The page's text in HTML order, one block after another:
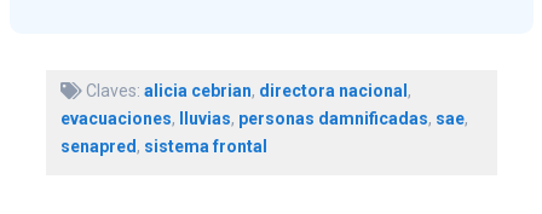
Claves: alicia cebrian, directora nacional ,
evacuaciones, lluvias, personas damnificadas, sae,
senapred , sistema frontal